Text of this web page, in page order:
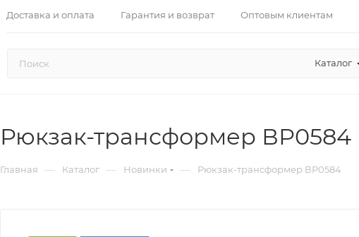
Доставка и оплата Гарантия и возврат Оптовым клиентам
Каталог
Рюкзак-трансформер ВР0584
Главная — Каталог — Новинки — Рюкзак-трансформер ВР0584